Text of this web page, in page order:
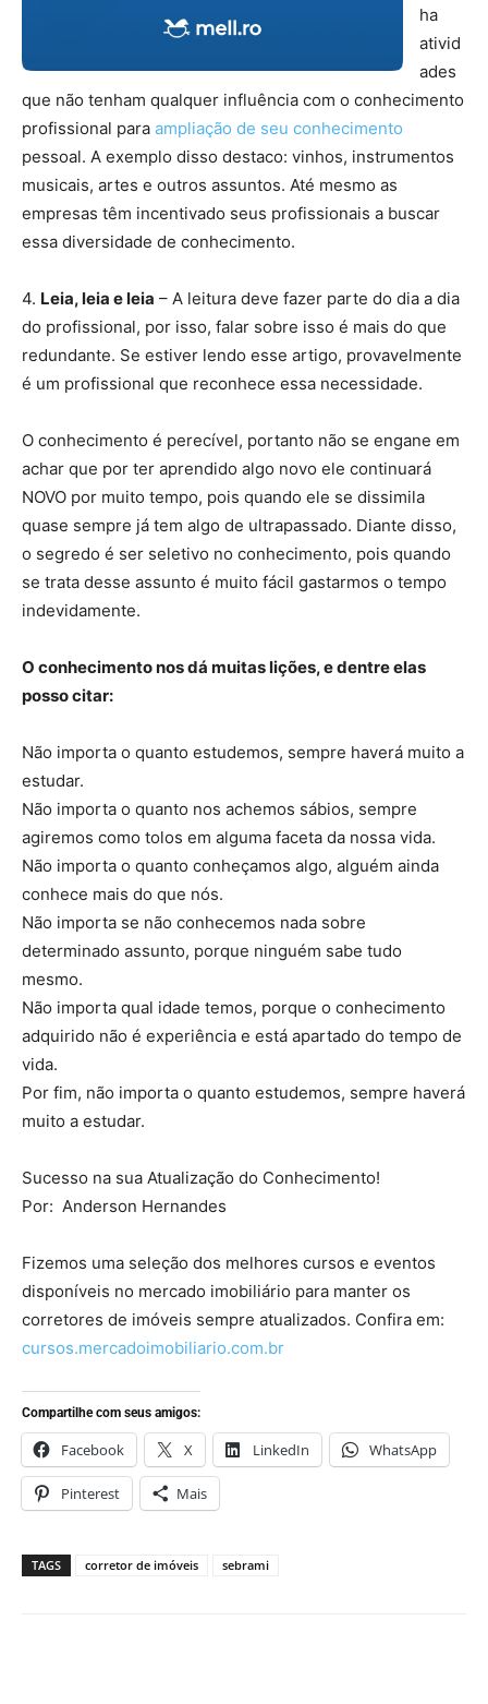
ha
ativid
ades
que não tenham qualquer influência com o conhecimento
profissional para ampliação de seu conhecimento
pessoal. A exemplo disso destaco: vinhos, instrumentos
musicais, artes e outros assuntos. Até mesmo as
empresas têm incentivado seus profissionais a buscar
essa diversidade de conhecimento.
4. Leia, leia e leia – A leitura deve fazer parte do dia a dia
do profissional, por isso, falar sobre isso é mais do que
redundante. Se estiver lendo esse artigo, provavelmente
é um profissional que reconhece essa necessidade.
O conhecimento é perecível, portanto não se engane em
achar que por ter aprendido algo novo ele continuará
NOVO por muito tempo, pois quando ele se dissimila
quase sempre já tem algo de ultrapassado. Diante disso,
o segredo é ser seletivo no conhecimento, pois quando
se trata desse assunto é muito fácil gastarmos o tempo
indevidamente.
O conhecimento nos dá muitas lições, e dentre elas
posso citar:
Não importa o quanto estudemos, sempre haverá muito a
estudar.
Não importa o quanto nos achemos sábios, sempre
agiremos como tolos em alguma faceta da nossa vida.
Não importa o quanto conheçamos algo, alguém ainda
conhece mais do que nós.
Não importa se não conhecemos nada sobre
determinado assunto, porque ninguém sabe tudo
mesmo.
Não importa qual idade temos, porque o conhecimento
adquirido não é experiência e está apartado do tempo de
vida.
Por fim, não importa o quanto estudemos, sempre haverá
muito a estudar.
Sucesso na sua Atualização do Conhecimento!
Por: Anderson Hernandes
Fizemos uma seleção dos melhores cursos e eventos
disponíveis no mercado imobiliário para manter os
corretores de imóveis sempre atualizados. Confira em:
cursos.mercadoimobiliario.com.br
Compartilhe com seus amigos:
Facebook X LinkedIn WhatsApp
Pinterest Mais
TAGS corretor de imóveis sebrami